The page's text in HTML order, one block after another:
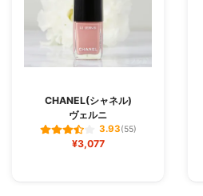
CHANEL(シャネル)
ヴェルニ
3.93(55)
¥3,077